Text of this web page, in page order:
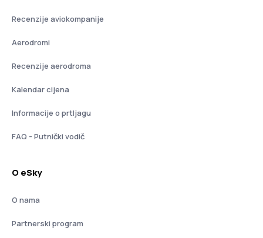
Recenzije aviokompanije
Aerodromi
Recenzije aerodroma
Kalendar cijena
Informacije o prtljagu
FAQ - Putnički vodič
O eSky
O nama
Partnerski program